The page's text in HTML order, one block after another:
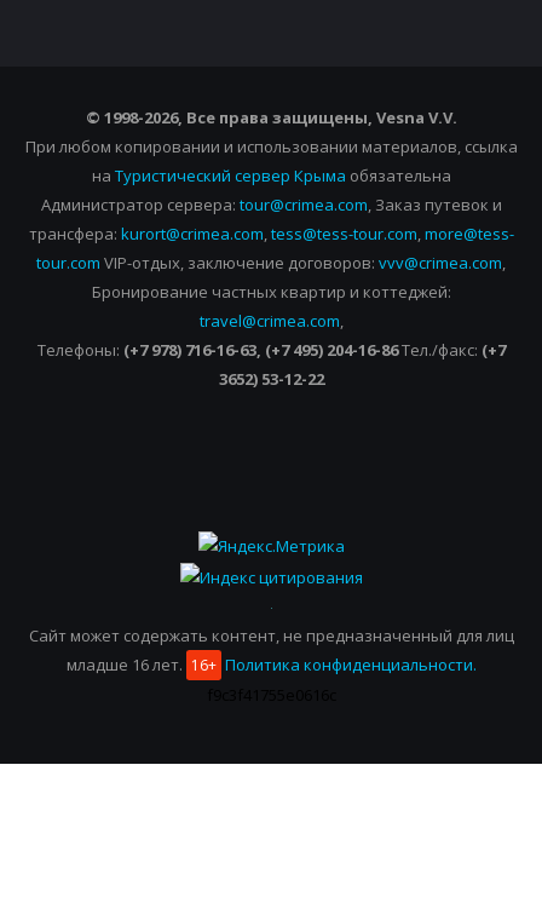
© 1998-2026, Все права защищены, Vesna V.V.
При любом копировании и использовании материалов, ссылка
на Туристический сервер Крыма обязательна
Администратор сервера: tour@crimea.com , Заказ путевок и
трансфера: kurort@crimea.com tess@tess-tour.com more@tess-
tour.com VIP-отдых, заключение договоров: vvv@crimea.com
Бронирование частных квартир и коттеджей:
travel@crimea.com
Телефоны: (+7 978) 716-16-63, (+7 495) 204-16-86Тел./факс: (+7
3652) 53-12-22
Сайт может содержать контент, не предназначенный для лиц
младше 16 лет. 16+ Политика конфиденциальности.